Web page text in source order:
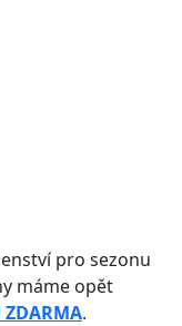
pro sezonu
máme opět
ZDARMA.